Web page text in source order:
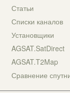
Статьи
Списки каналов
Установщики
AGSAT.SatDirect
AGSAT.T2Map
Сравнение